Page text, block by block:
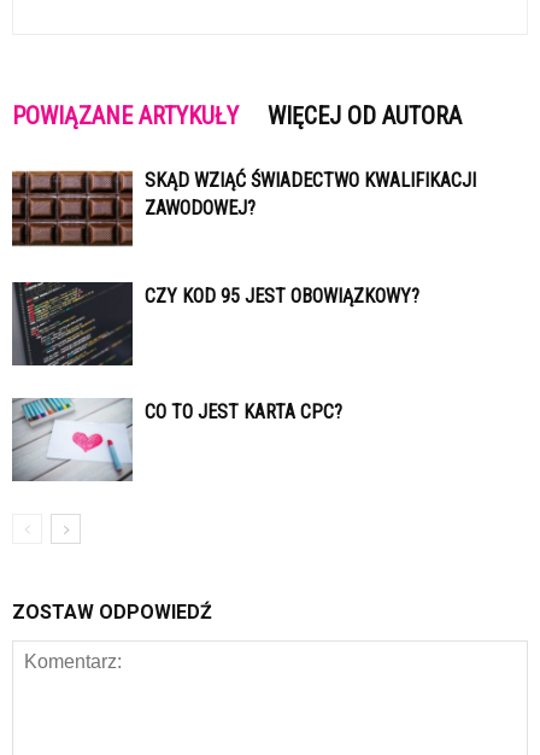
POWIĄZANE ARTYKUŁY WIĘCEJ OD AUTORA
SKĄD WZIĄĆ ŚWIADECTWO KWALIFIKACJI
ZAWODOWEJ?
CZY KOD 95 JEST OBOWIĄZKOWY?
CO TO JEST KARTA CPC?
ZOSTAW ODPOWIEDŹ